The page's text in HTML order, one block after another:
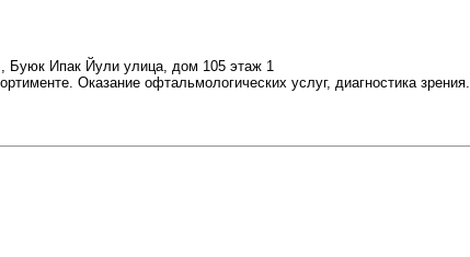
, Буюк Ипак Йули улица, дом 105 этаж 1
Оказание офтальмологических услуг, диагностика зрения.